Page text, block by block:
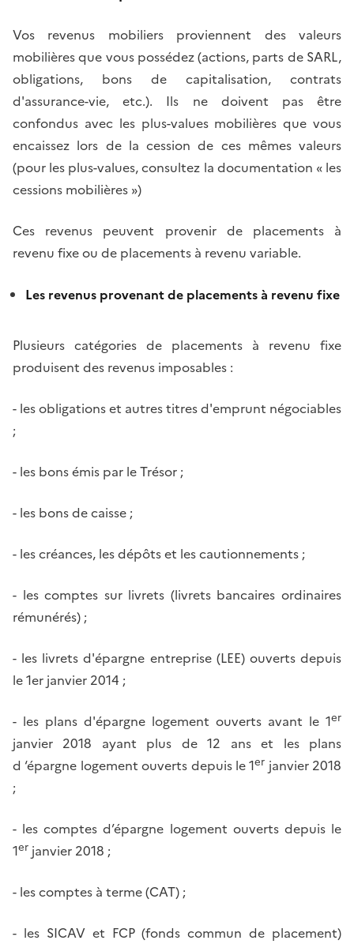
Vos revenus mobiliers proviennent des valeurs
mobilières que vous possédez (actions, parts de SARL,
obligations, bons de capitalisation, contrats
d'assurance-vie, etc.). Ils ne doivent pas être
confondus avec les plus-values mobilières que vous
encaissez lors de la cession de ces mêmes valeurs
(pour les plus-values, consultez la documentation « les
cessions mobilières »)
Ces revenus peuvent provenir de placements à
revenu fixe ou de placements à revenu variable.
Les revenus provenant de placements à revenu fixe
Plusieurs catégories de placements à revenu fixe
produisent des revenus imposables :
- les obligations et autres titres d'emprunt négociables
;
- les bons émis par le Trésor ;
- les bons de caisse ;
- les créances, les dépôts et les cautionnements ;
- les comptes sur livrets (livrets bancaires ordinaires
rémunérés) ;
- les livrets d'épargne entreprise (LEE) ouverts depuis
le 1er janvier 2014 ;
- les plans d'épargne logement ouverts avant le 1er
janvier 2018 ayant plus de 12 ans et les plans
d ‘épargne logement ouverts depuis le 1er janvier 2018
;
- les comptes d’épargne logement ouverts depuis le
1er janvier 2018 ;
- les comptes à terme (CAT) ;
- les SICAV et FCP (fonds commun de placement)